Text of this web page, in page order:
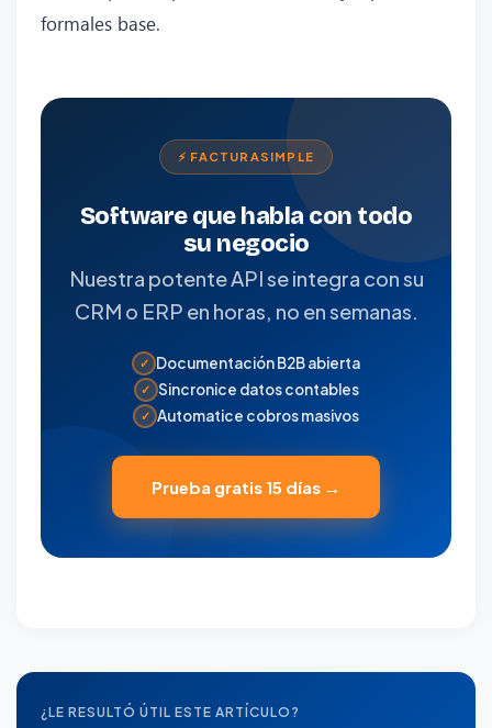
formales base.
⚡ FACTURASIMPLE
Software que habla con todo
su negocio
Nuestra potente API se integra con su
CRM o ERP en horas, no en semanas.
✓ Documentación B2B abierta
✓ Sincronice datos contables
✓ Automatice cobros masivos
Prueba gratis 15 días →
¿LE RESULTÓ ÚTIL ESTE ARTÍCULO?